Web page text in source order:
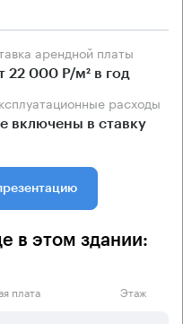
арендной платы
22 000 Р/м² в год
Эксплуатационные расходы
включены в ставку
в этом здании:
плата Этаж